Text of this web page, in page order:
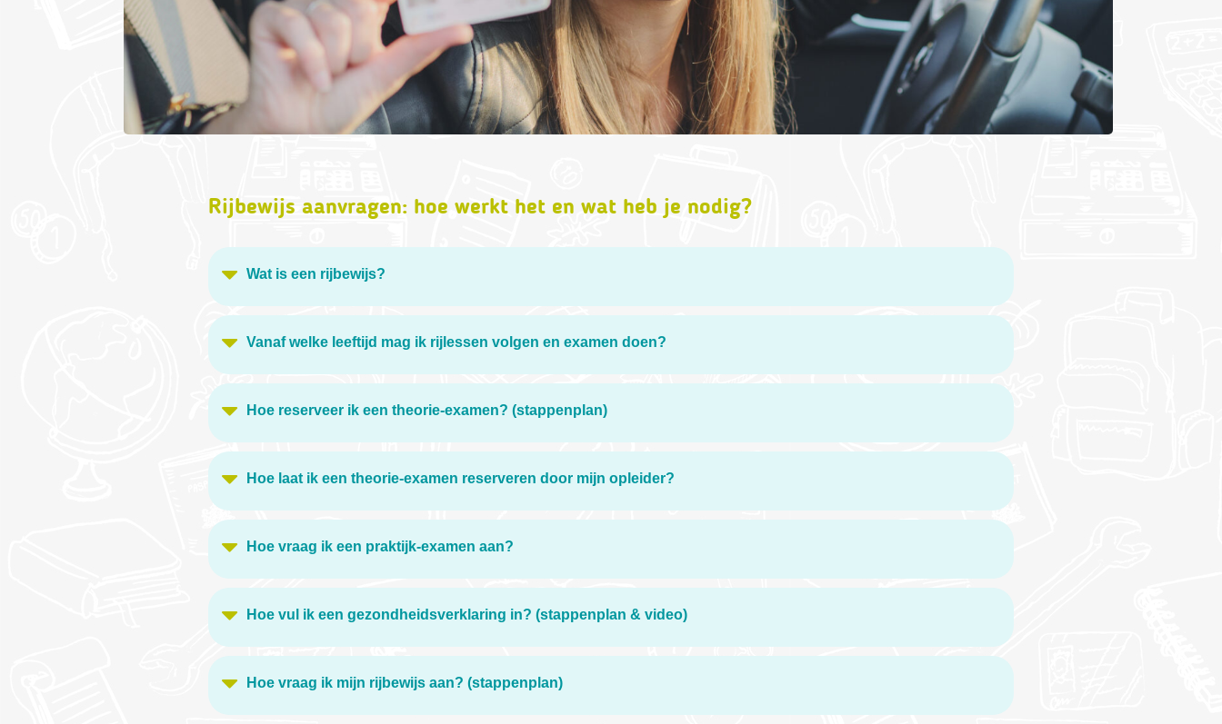
Rijbewijs aanvragen: hoe werkt het en wat heb je nodig?
Wat is een rijbewijs?
Vanaf welke leeftijd mag ik rijlessen volgen en examen doen?
Hoe reserveer ik een theorie-examen? (stappenplan)
Hoe laat ik een theorie-examen reserveren door mijn opleider?
Hoe vraag ik een praktijk-examen aan?
Hoe vul ik een gezondheidsverklaring in? (stappenplan & video)
Hoe vraag ik mijn rijbewijs aan? (stappenplan)